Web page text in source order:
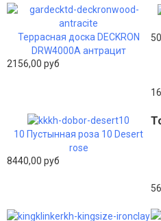
Террасная доска DECKRON
DRW4000A антрацит
2156,00 руб
10 Пустынная роза 10 Desert
rose
8440,00 руб